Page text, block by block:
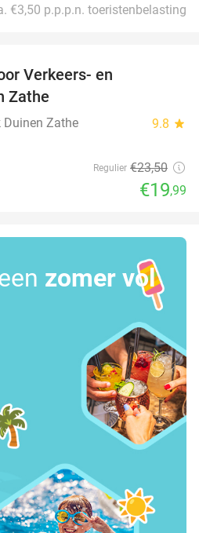
€3,50 p.p.p.n. toeristenbelasting
Verkeers- en
Zathe
Duinen Zathe 9.8 star
Regulier €23,50
€19,99
zomer vol